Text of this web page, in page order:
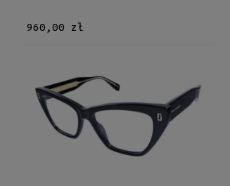
960,00 zł